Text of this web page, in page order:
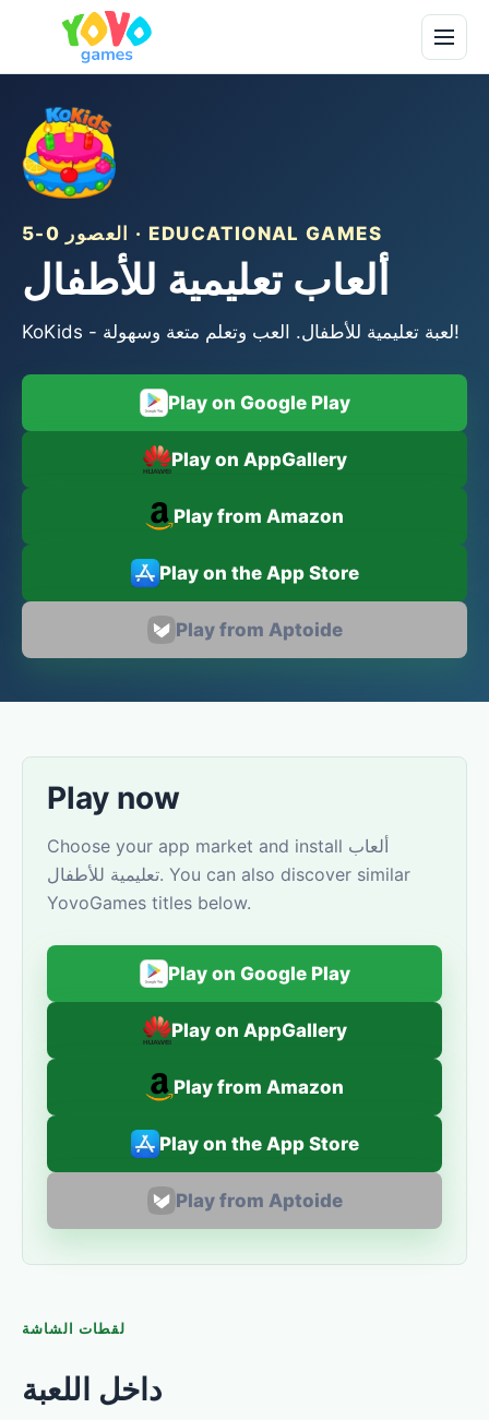
العصور 0-5 · EDUCATIONAL GAMES
ألعاب تعليمية للأطفال
KoKids - لعبة تعليمية للأطفال. العب وتعلم متعة وسهولة!
Play on Google Play
Play on AppGallery
Play from Amazon
Play on the App Store
Play from Aptoide
Play now
Choose your app market and install ألعاب
تعليمية للأطفال. You can also discover similar
YovoGames titles below.
Play on Google Play
Play on AppGallery
Play from Amazon
Play on the App Store
Play from Aptoide
لقطات الشاشة
داخل اللعبة